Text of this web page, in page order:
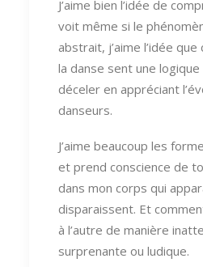
J’aime bien l’idée de
voit même si le
abstrait, j’aime l’idée
la danse sent une logique
déceler en appréciant
danseurs.
J’aime beaucoup les
et prend conscience de
dans mon corps qui
disparaissent. Et
à l’autre de manière
surprenante ou ludique.